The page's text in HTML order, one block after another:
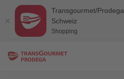
Transgourmet/Prodega
Schweiz
Shopping